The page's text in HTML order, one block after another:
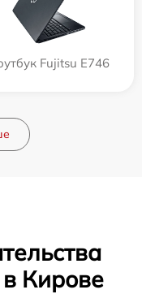
Fujitsu E746
Кирове